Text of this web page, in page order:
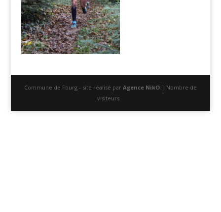
Commune de Fourg - site réalisé par Agence NikO| Nombre de
visiteurs